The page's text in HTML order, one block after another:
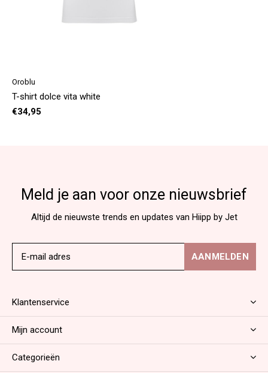
Oroblu
T-shirt dolce vita white
€34,95
Meld je aan voor onze nieuwsbrief
Altijd de nieuwste trends en updates van Hiipp by Jet
AANMELDEN
Klantenservice
Mijn account
Categorieën